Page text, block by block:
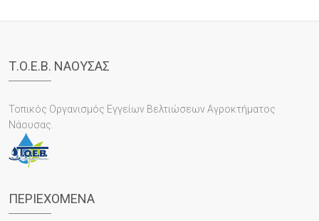
Τ.Ο.Ε.Β. ΝΑΟΥΣΑΣ
Τοπικός Οργανισμός Εγγείων Βελτιώσεων Αγροκτήματος
Νάουσας.
ΠΕΡΙΕΧΌΜΕΝΑ